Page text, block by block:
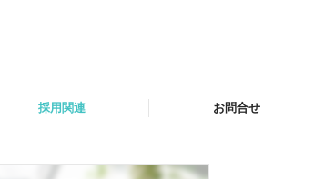
採用関連 お問合せ